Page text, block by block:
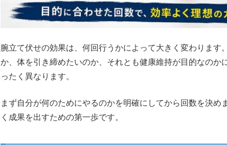
腕立て伏せの効果は、何回行うかによって大きく変わります
か、体を引き締めたいのか、それとも健康維持が目的なのか
ったく異なります。
まず自分が何のためにやるのかを明確にしてから回数を決め
く成果を出すための第一歩です。